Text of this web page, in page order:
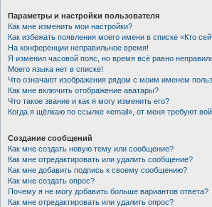
Параметры и настройки пользователя
Как мне изменить мои настройки?
Как избежать появления моего имени в списке «Кто
На конференции неправильное время!
Я изменил часовой пояс, но время всё равно
Моего языка нет в списке!
Что означают изображения рядом с моим именем
Как мне включить отображение аватары?
Что такое звание и как я могу изменить его?
Когда я щёлкаю по ссылке «email», от меня требуют
Создание сообщений
Как мне создать новую тему или сообщение?
Как мне отредактировать или удалить сообщение?
Как мне добавить подпись к своему сообщению?
Как мне создать опрос?
Почему я не могу добавить больше вариантов ответа?
Как мне отредактировать или удалить опрос?